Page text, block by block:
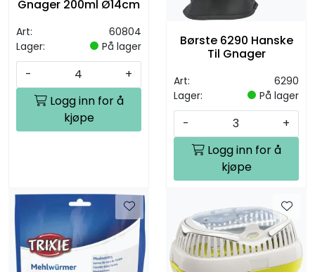
Gnager 200ml Ø14cm
Art:
60804
Lager:
På lager
-
+
Logg inn for å
kjøpe
Børste 6290 Hanske
Til Gnager
Art:
6290
Lager:
På lager
-
+
Logg inn for å
kjøpe